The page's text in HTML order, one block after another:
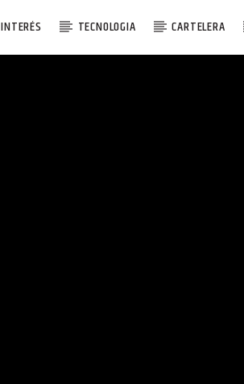
INTERÉS TECNOLOGIA CARTELERA